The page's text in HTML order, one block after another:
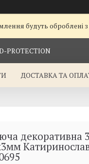
будуть оброблені
PROTECTION
ДОСТАВКА ТА
декоративна